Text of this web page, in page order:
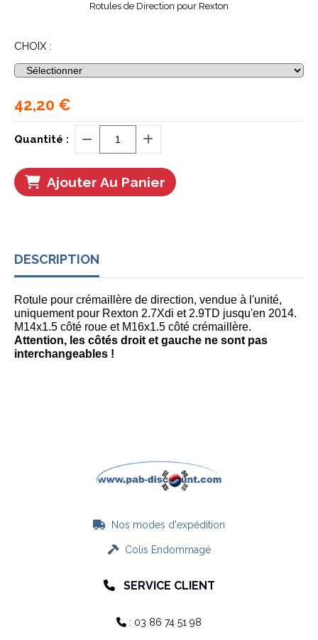
Rotules de Direction pour Rexton
CHOIX :
42,20 €
Quantité :
Ajouter Au Panier
DESCRIPTION
Rotule pour crémaillère de direction, vendue à l'unité,
uniquement pour Rexton 2.7Xdi et 2.9TD jusqu'en 2014.
M14x1.5 côté roue et M16x1.5 côté crémaillère.
Attention, les côtés droit et gauche ne sont pas
interchangeables !
 Nos modes d'expédition
Colis Endommagé
 SERVICE CLIENT
 : 03 86 74 51 98